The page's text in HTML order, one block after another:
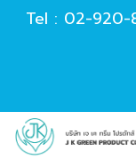
Tel : 02-920-